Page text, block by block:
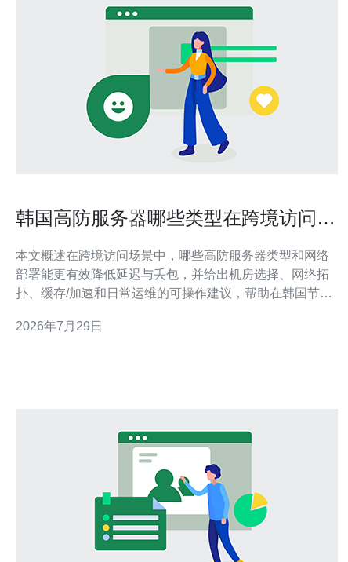
韩国高防服务器哪些类型在跨境访问中
本文概述在跨境访问场景中，哪些高防服务器类型和网络
部署能更有效降低延迟与丢包，并给出机房选择、网络拓
扑、缓存/加速和日常运维的可操作建议，帮助在韩国节点
在跨境访问中更适合？ 在跨境场景下，建议优先选择具备
2026年7月29日